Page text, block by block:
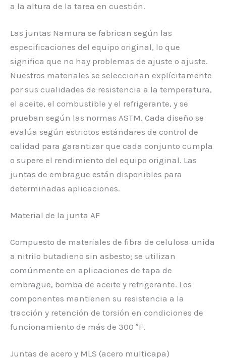
a la altura de la tarea en cuestión.
Las juntas Namura se fabrican según las
especificaciones del equipo original, lo que
significa que no hay problemas de ajuste o ajuste.
Nuestros materiales se seleccionan explícitamente
por sus cualidades de resistencia a la temperatura,
el aceite, el combustible y el refrigerante, y se
prueban según las normas ASTM. Cada diseño se
evalúa según estrictos estándares de control de
calidad para garantizar que cada conjunto cumpla
o supere el rendimiento del equipo original. Las
juntas de embrague están disponibles para
determinadas aplicaciones.
Material de la junta AF
Compuesto de materiales de fibra de celulosa unida
a nitrilo butadieno sin asbesto; se utilizan
comúnmente en aplicaciones de tapa de
embrague, bomba de aceite y refrigerante. Los
componentes mantienen su resistencia a la
tracción y retención de torsión en condiciones de
funcionamiento de más de 300 °F.
Juntas de acero y MLS (acero multicapa)